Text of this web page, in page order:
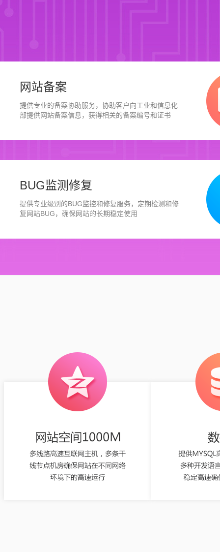
网站备案
提供专业的备案协助服务，协助客户向工业和信息化
部提供网站备案信息，获得相关的备案编号和证书
BUG监测修复
提供专业级别的BUG监控和修复服务，定期检测和修
复网站BUG，确保网站的长期稳定使用